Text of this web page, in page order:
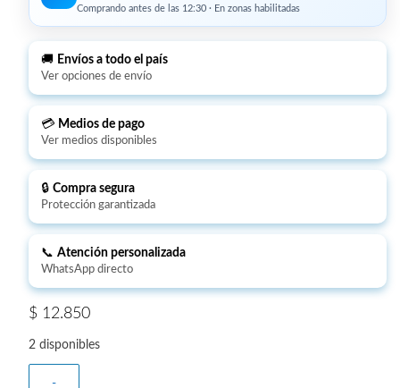
Comprando antes de las 12:30 · En zonas habilitadas
🚚 Envíos a todo el país
Ver opciones de envío
💳 Medios de pago
Ver medios disponibles
🔒 Compra segura
Protección garantizada
📞 Atención personalizada
WhatsApp directo
$12.850
2 disponibles
-